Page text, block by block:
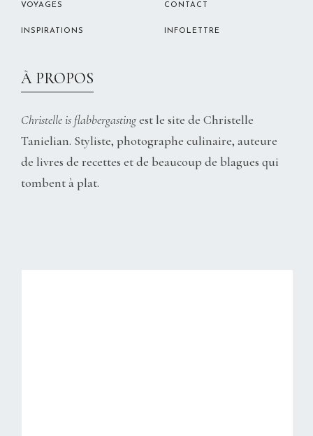
VOYAGES
INSPIRATIONS
CONTACT
INFOLETTRE
À PROPOS
Christelle is flabbergastingest le site de Christelle
Tanielian. Styliste, photographe culinaire, auteure
de livres de recettes et de beaucoup de blagues qui
tombent à plat.